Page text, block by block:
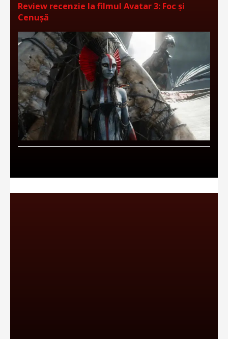
Review recenzie la filmul Avatar 3: Foc și
Cenușă